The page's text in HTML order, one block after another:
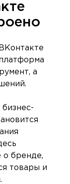
а
о бренде,
товары и